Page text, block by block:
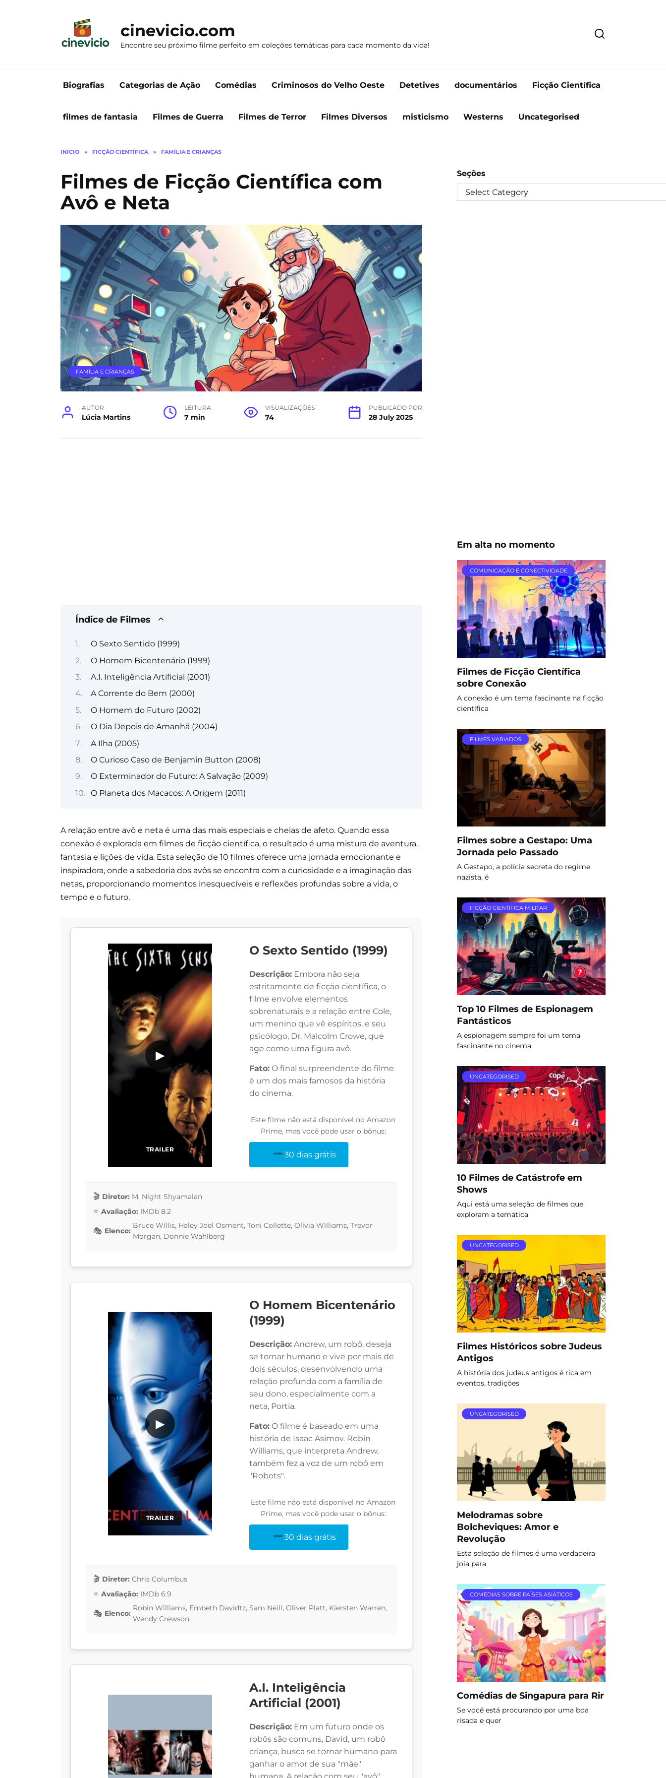
cinevicio.com
Encontre seu próximo filme perfeito em coleções temáticas para cada momento da vida!
Biografias Categorias de Ação Comédias Criminosos do Velho Oeste Detetives documentários Ficção Científica
filmes de fantasia Filmes de Guerra Filmes de Terror Filmes Diversos misticismo Westerns Uncategorised
INÍCIO » FICÇÃO CIENTÍFICA » FAMÍLIA E CRIANÇAS
Filmes de Ficção Científica com
Avô e Neta
FAMÍLIA E CRIANÇAS
AUTOR
Lúcia Martins
LEITURA
7 min
VISUALIZAÇÕES
74
PUBLICADO POR
28 July 2025
Índice de Filmes
O Sexto Sentido (1999)
O Homem Bicentenário (1999)
A.I. Inteligência Artificial (2001)
A Corrente do Bem (2000)
O Homem do Futuro (2002)
O Dia Depois de Amanhã (2004)
A Ilha (2005)
O Curioso Caso de Benjamin Button (2008)
O Exterminador do Futuro: A Salvação (2009)
O Planeta dos Macacos: A Origem (2011)
A relação entre avô e neta é uma das mais especiais e cheias de afeto. Quando essa
conexão é explorada em filmes de ficção científica, o resultado é uma mistura de aventura,
fantasia e lições de vida. Esta seleção de 10 filmes oferece uma jornada emocionante e
inspiradora, onde a sabedoria dos avôs se encontra com a curiosidade e a imaginação das
netas, proporcionando momentos inesquecíveis e reflexões profundas sobre a vida, o
tempo e o futuro.
TRAILER
▶
O Sexto Sentido (1999)
Descrição: Embora não seja
estritamente de ficção científica, o
filme envolve elementos
sobrenaturais e a relação entre Cole,
um menino que vê espíritos, e seu
psicólogo, Dr. Malcolm Crowe, que
age como uma figura avô.
Fato: O final surpreendente do filme
é um dos mais famosos da história
do cinema.
Este filme não está disponível no Amazon
Prime, mas você pode usar o bônus:
30 dias grátis
Diretor: M. Night Shyamalan
Avaliação: IMDb 8.2
Elenco:
Bruce Willis, Haley Joel Osment, Toni Collette, Olivia Williams, Trevor
Morgan, Donnie Wahlberg
TRAILER
▶
O Homem Bicentenário
(1999)
Descrição: Andrew, um robô, deseja
se tornar humano e vive por mais de
dois séculos, desenvolvendo uma
relação profunda com a família de
seu dono, especialmente com a
neta, Portia.
Fato: O filme é baseado em uma
história de Isaac Asimov. Robin
Williams, que interpreta Andrew,
também fez a voz de um robô em
"Robots".
Este filme não está disponível no Amazon
Prime, mas você pode usar o bônus:
30 dias grátis
Diretor: Chris Columbus
Avaliação: IMDb 6.9
Elenco:
Robin Williams, Embeth Davidtz, Sam Neill, Oliver Platt, Kiersten Warren,
Wendy Crewson
A.I. Inteligência
Artificial (2001)
Descrição: Em um futuro onde os
robôs são comuns, David, um robô
criança, busca se tornar humano para
ganhar o amor de sua "mãe"
Seções
Em alta no momento
COMUNICAÇÃO E CONECTIVIDADE
Filmes de Ficção Científica
sobre Conexão
A conexão é um tema fascinante na ficção
científica
FILMES VARIADOS
Filmes sobre a Gestapo: Uma
Jornada pelo Passado
A Gestapo, a polícia secreta do regime
nazista, é
FICÇÃO CIENTÍFICA MILITAR
Top 10 Filmes de Espionagem
Fantásticos
A espionagem sempre foi um tema
fascinante no cinema
UNCATEGORISED
10 Filmes de Catástrofe em
Shows
Aqui está uma seleção de filmes que
exploram a temática
UNCATEGORISED
Filmes Históricos sobre Judeus
Antigos
A história dos judeus antigos é rica em
eventos, tradições
UNCATEGORISED
Melodramas sobre
Bolcheviques: Amor e
Revolução
Esta seleção de filmes é uma verdadeira
joia para
COMEDIAS SOBRE PAÍSES ASIÁTICOS
Comédias de Singapura para Rir
Se você está procurando por uma boa
risada e quer